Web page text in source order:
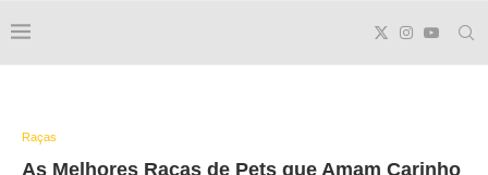
Raças
As Melhores Raças de Pets que Amam Carinho